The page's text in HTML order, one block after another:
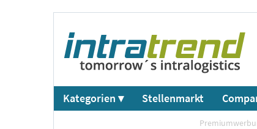
Kategorien ▾ Stellenmarkt